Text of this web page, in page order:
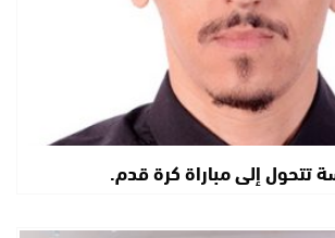
تتحول إلى مباراة كرة قدم.